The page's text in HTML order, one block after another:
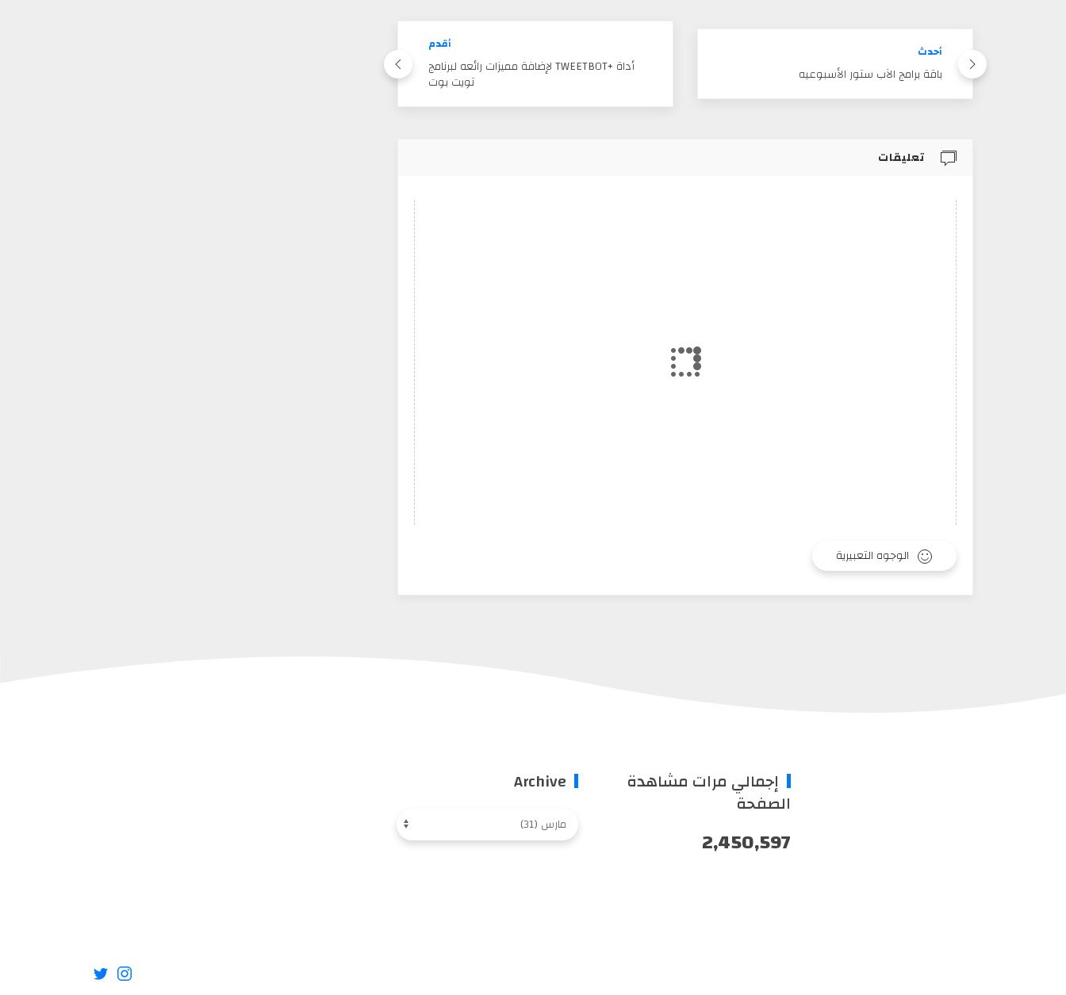
أحدث
باقة برامج الآب ستور الأسبوعيه
أقدم
أداة +TWEETBOT لإضافة مميزات رائعه لبرنامج
تويت بوت
تعليقات
الوجوه التعبيرية
إجمالي مرات مشاهدة
الصفحة
2,450,597
Archive